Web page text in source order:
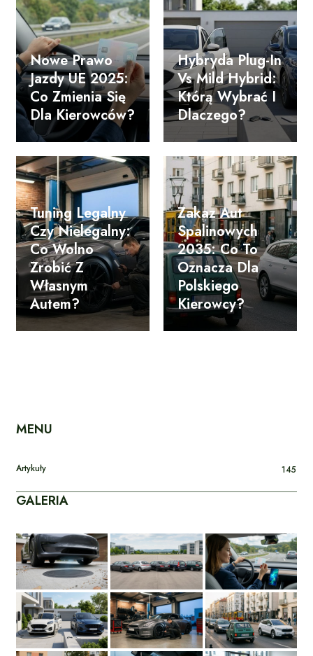
Nowe Prawo
Jazdy UE 2025:
Co Zmienia Się
Dla Kierowców?
Hybryda Plug-In
Vs Mild Hybrid:
Którą Wybrać I
Dlaczego?
Tuning Legalny
Czy Nielegalny:
Co Wolno
Zrobić Z
Własnym
Autem?
Zakaz Aut
Spalinowych
2035: Co To
Oznacza Dla
Polskiego
Kierowcy?
MENU
Artykuły 145
GALERIA